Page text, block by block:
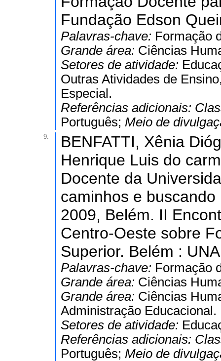
Fundação Edson
Palavras-chave: Formação
Grande área: Ciências
Setores de atividade:
Outras Atividades de
Especial.
Referências adicionais:
Português; Meio de
9.
BENFATTI, Xênia
Henrique Luis do
Docente da
caminhos e
2009, Belém. II
Centro-Oeste sobre
Superior. Belém :
Palavras-chave: Formação
Grande área: Ciências
Grande área: Ciências
Administração Educacional.
Setores de atividade:
Referências adicionais:
Português; Meio de